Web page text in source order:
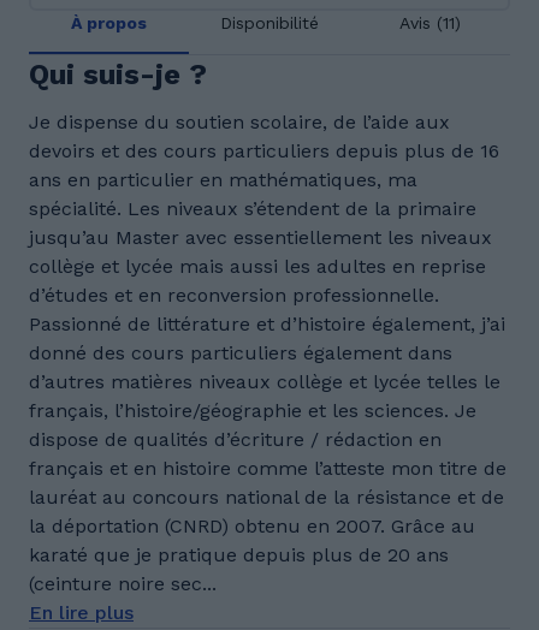
À propos Disponibilité Avis (11)
Qui suis-je ?
Je dispense du soutien scolaire, de l’aide aux
devoirs et des cours particuliers depuis plus de 16
ans en particulier en mathématiques, ma
spécialité. Les niveaux s’étendent de la primaire
jusqu’au Master avec essentiellement les niveaux
collège et lycée mais aussi les adultes en reprise
d’études et en reconversion professionnelle.
Passionné de littérature et d’histoire également, j’ai
donné des cours particuliers également dans
d’autres matières niveaux collège et lycée telles le
français, l’histoire/géographie et les sciences. Je
dispose de qualités d’écriture / rédaction en
français et en histoire comme l’atteste mon titre de
lauréat au concours national de la résistance et de
la déportation (CNRD) obtenu en 2007. Grâce au
karaté que je pratique depuis plus de 20 ans
(ceinture noire sec...
En lire plus